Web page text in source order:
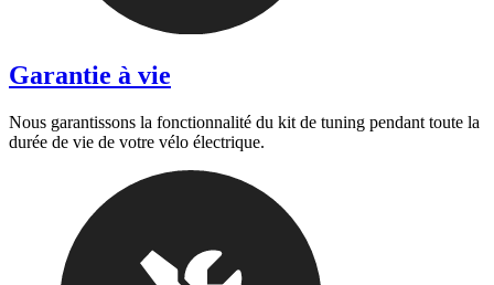
Garantie à vie
Nous garantissons la fonctionnalité du kit de tuning pendant toute la
durée de vie de votre vélo électrique.